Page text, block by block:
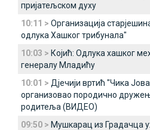
пријатељском духу
10:11 > Организација
одлука Хашког трибунала"
10:03 > Којић: Одлука хашког
генералу Младићу
10:01 > Дјечији вртић "Чика
организовао породично
родитеља (ВИДЕО)
09:50 > Мушкарац из Градачца